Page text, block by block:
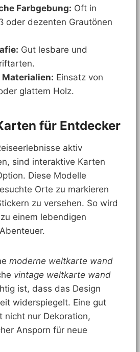
Farbgebung: Oft in
oder dezenten Grautönen
Gut lesbare und
Einsatz von
glattem Holz.
für Entdecker
aktiv
sind interaktive Karten
Diese Modelle
Orte zu markieren
zu versehen. So wird
einem lebendigen
moderne weltkarte wand
vintage weltkarte wand
ist, dass das Design
widerspiegelt. Eine gut
nicht nur Dekoration,
Ansporn für neue